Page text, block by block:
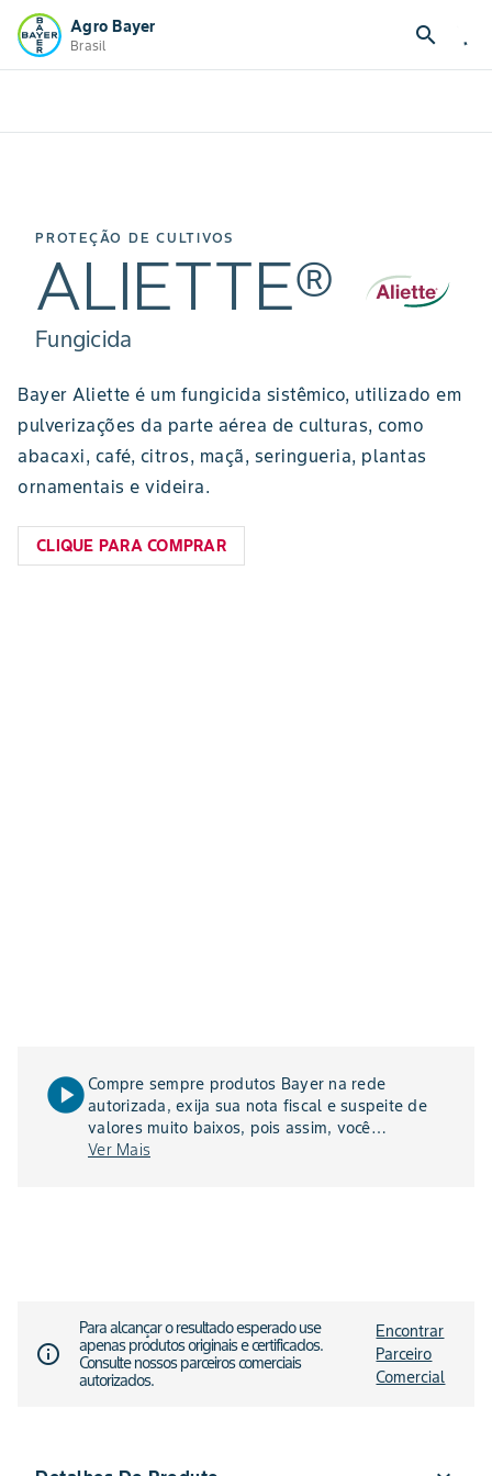
Agro Bayer
Brasil search
PROTEÇÃO DE CULTIVOS
ALIETTE®
Fungicida
Bayer Aliette é um fungicida sistêmico, utilizado em
pulverizações da parte aérea de culturas, como
abacaxi, café, citros, maçã, seringueria, plantas
ornamentais e videira.
CLIQUE PARA COMPRAR
play_circle Compre sempre produtos Bayer na rede
autorizada, exija sua nota fiscal e suspeite de
valores muito baixos, pois assim, você
agricultor, evita produtos falsificados e garante
Ver Mais
info_outline
Para alcançar o resultado esperado use
apenas produtos originais e certificados.
Consulte nossos parceiros comerciais
autorizados.
Encontrar
Parceiro
Comercial